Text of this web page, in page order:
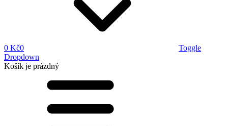
0 Kč0
Toggle
Dropdown
Košík je prázdný